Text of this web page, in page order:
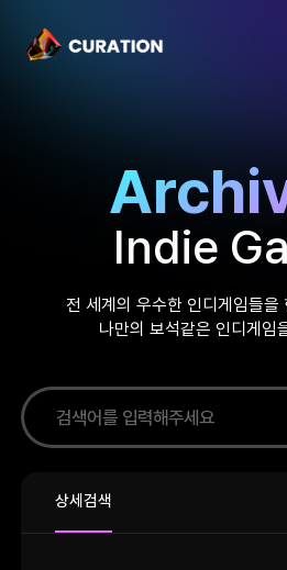
Indie
전 세계의 우수한 인디게임들을
나만의 보석같은 인디게임
상세검색